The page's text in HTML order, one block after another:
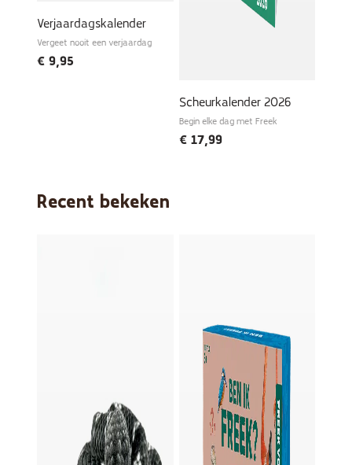
Verjaardagskalender
Vergeet nooit een verjaardag
€ 9,95
Scheurkalender 2026
Begin elke dag met Freek
€17,99
Recent bekeken